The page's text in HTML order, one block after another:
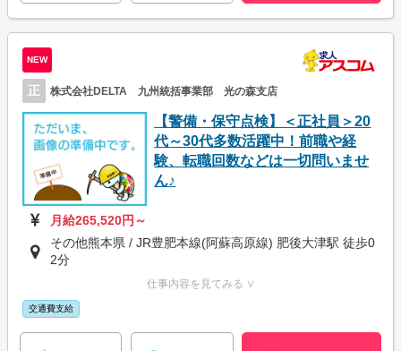
NEW
正 株式会社DELTA 九州統括事業部 光の森支店
【警備・保守点検】＜正社員＞20
代～30代多数活躍中！前職や経
験、転職回数などは一切問いませ
ん♪
月給265,520円～
その他熊本県 / JR豊肥本線(阿蘇高原線) 肥後大津駅 徒歩0
2分
仕事内容を見てみる ∨
交通費支給